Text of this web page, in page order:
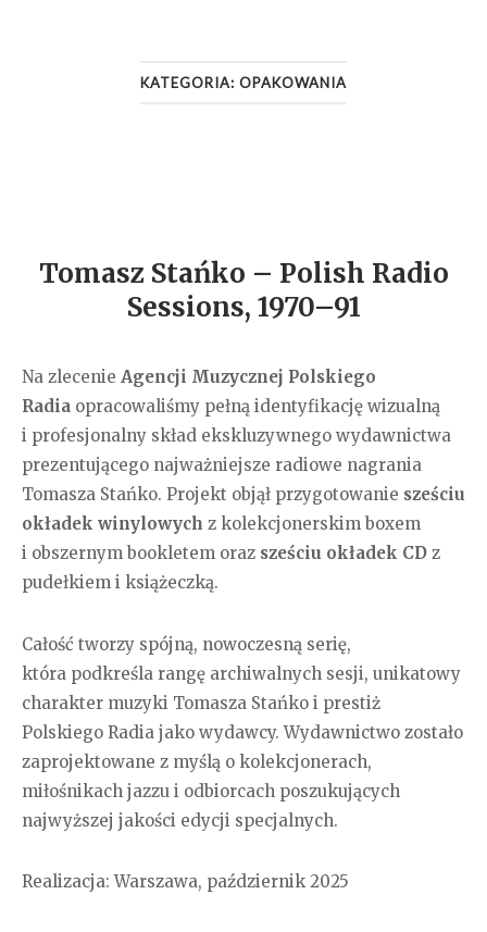
KATEGORIA: OPAKOWANIA
Tomasz Stańko – Polish Radio
Sessions, 1970–91
Na zlecenie Agencji Muzycznej Polskiego
Radia opracowaliśmy pełną identyfikację wizualną
i profesjonalny skład ekskluzywnego wydawnictwa
prezentującego najważniejsze radiowe nagrania
Tomasza Stańko. Projekt objął przygotowanie sześciu
okładek winylowych z kolekcjonerskim boxem
i obszernym bookletem oraz sześciu okładek CD z
pudełkiem i książeczką.
Całość tworzy spójną, nowoczesną serię,
która podkreśla rangę archiwalnych sesji, unikatowy
charakter muzyki Tomasza Stańko i prestiż
Polskiego Radia jako wydawcy. Wydawnictwo zostało
zaprojektowane z myślą o kolekcjonerach,
miłośnikach jazzu i odbiorcach poszukujących
najwyższej jakości edycji specjalnych.
Realizacja: Warszawa, październik 2025